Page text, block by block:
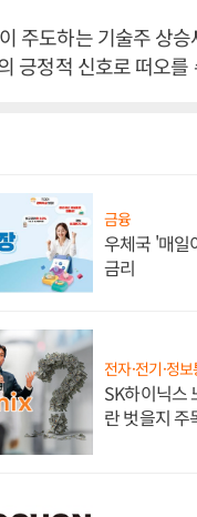
주도하는 기술주 상
긍정적 신호로 떠오
금융
우체국 '매일
금리
전자·전기·정
SK하이닉스
란 벗을지 주